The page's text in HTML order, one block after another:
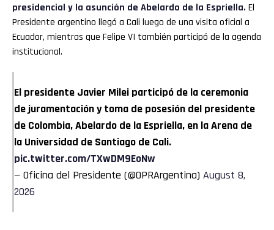
presidencial y la asunción de Abelardo de la Espriella. El
Presidente argentino llegó a Cali luego de una visita oficial a
Ecuador, mientras que Felipe VI también participó de la agenda
institucional.
El presidente Javier Milei participó de la ceremonia
de juramentación y toma de posesión del presidente
de Colombia, Abelardo de la Espriella, en la Arena de
la Universidad de Santiago de Cali.
pic.twitter.com/TXwDM9EoNw
— Oficina del Presidente (@OPRArgentina) August 8,
2026